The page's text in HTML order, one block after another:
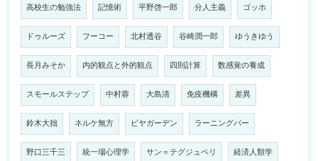
高校生の勉強法 記憶術 平野啓一郎 分人主義 ゴッホ
ドゥルーズ フーコー 北村透谷 谷崎潤一郎 ゆうきゆう
長月みそか 内的観点と外的観点 四則計算 数感覚の養成
スモールステップ 中村蓉 大島清 免疫機構 差異
鈴木大拙 ネルケ無方 ビヤガーデン ラーニングバー
野口三千三 統一場心理学 サン＝テグジュペリ 経済人類学